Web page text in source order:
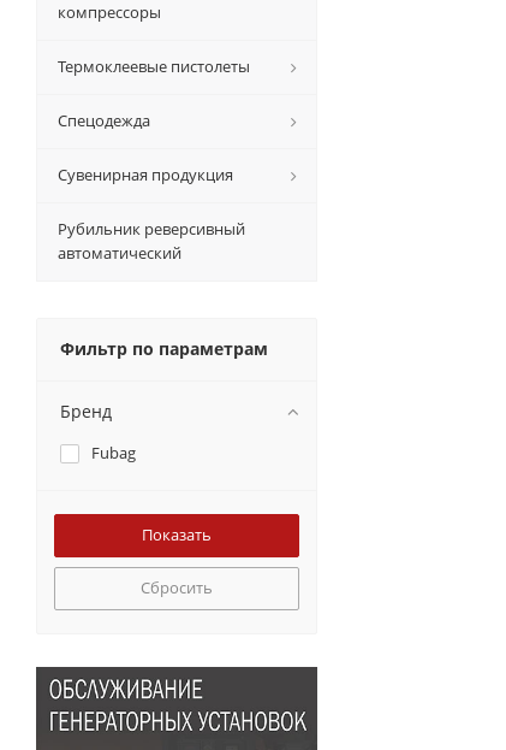
компрессоры
Термоклеевые пистолеты
Спецодежда
Сувенирная продукция
Рубильник реверсивный
автоматический
Фильтр по параметрам
Бренд
Fubag
Сбросить